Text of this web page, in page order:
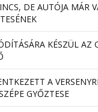
DE AUTÓJA MÁR
KÉSZÜL AZ
A
GYŐZTESE